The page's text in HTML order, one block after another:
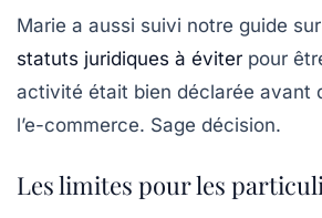
Marie a aussi suivi notre guide sur
statuts juridiques à éviter pour
activité était bien déclarée avant
l’e-commerce. Sage décision.
Les limites pour les